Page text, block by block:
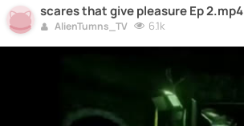
scares that give pleasure Ep 2.mp4
AlienTumns_TV 6.1k